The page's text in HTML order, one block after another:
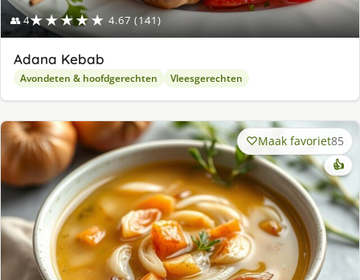
👥 4★★★★★ 4.67 (141)
Adana Kebab
Avondeten & hoofdgerechten Vleesgerechten
Maak favoriet85
👍